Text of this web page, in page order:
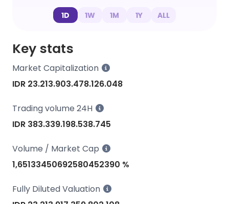
1D 1W 1M 1Y ALL
Key stats
Market Capitalization
IDR 23.213.903.478.126.048
Trading volume 24H
IDR 383.339.198.538.745
Volume / Market Cap
1,65133450692580452390 %
Fully Diluted Valuation